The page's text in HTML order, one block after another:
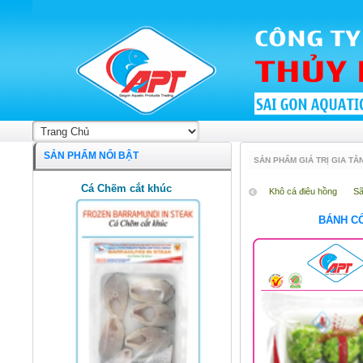
SẢN PHẨM GIÁ TRỊ GIA
Khô cá điêu hồng
BÁNH
SẢN PHẨM NỔI BẬT
Cá Chẽm cắt khúc